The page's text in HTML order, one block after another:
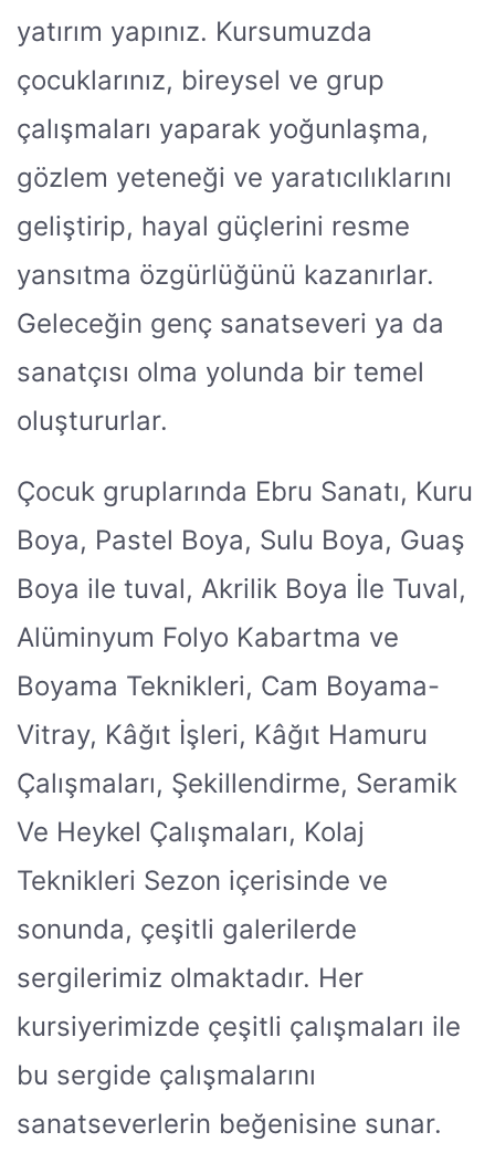
yatırım yapınız. Kursumuzda
çocuklarınız, bireysel ve grup
çalışmaları yaparak yoğunlaşma,
gözlem yeteneği ve yaratıcılıklarını
geliştirip, hayal güçlerini resme
yansıtma özgürlüğünü kazanırlar.
Geleceğin genç sanatseveri ya da
sanatçısı olma yolunda bir temel
oluştururlar.
Çocuk gruplarında Ebru Sanatı, Kuru
Boya, Pastel Boya, Sulu Boya, Guaş
Boya ile tuval, Akrilik Boya İle Tuval,
Alüminyum Folyo Kabartma ve
Boyama Teknikleri, Cam Boyama-
Vitray, Kâğıt İşleri, Kâğıt Hamuru
Çalışmaları, Şekillendirme, Seramik
Ve Heykel Çalışmaları, Kolaj
Teknikleri Sezon içerisinde ve
sonunda, çeşitli galerilerde
sergilerimiz olmaktadır. Her
kursiyerimizde çeşitli çalışmaları ile
bu sergide çalışmalarını
sanatseverlerin beğenisine sunar.